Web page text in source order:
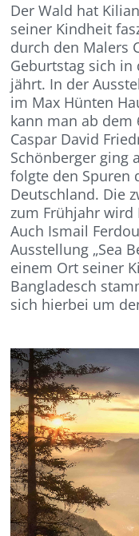
Der Wald hat
seiner Kindheit
durch den Malers
Geburtstag sich in
jährt. In der
im Max Hünten
kann man ab dem
Caspar David
Schönberger ging
folgte den Spuren
Deutschland. Die
zum Frühjahr wird
Auch Ismail
Ausstellung „Sea
einem Ort seiner
Bangladesch
sich hierbei um